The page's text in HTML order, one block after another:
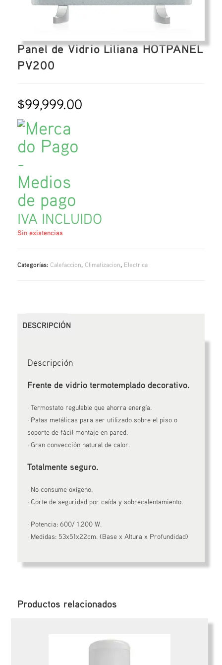
Panel de Vidrio Liliana HOTPANEL
PV200
$99,999.00
IVA INCLUIDO
Sin existencias
Categorías:Calefaccion,Climatizacion, Electrica
DESCRIPCIÓN
Descripción
Frente de vidrio termotemplado decorativo.
· Termostato regulable que ahorra energía.
· Patas metálicas para ser utilizado sobre el piso o
soporte de fácil montaje en pared.
· Gran convección natural de calor.
Totalmente seguro.
· No consume oxígeno.
· Corte de seguridad por caída y sobrecalentamiento.
· Potencia: 600/ 1.200 W.
· Medidas: 53x51x22cm. (Base x Altura x Profundidad)
Productos relacionados